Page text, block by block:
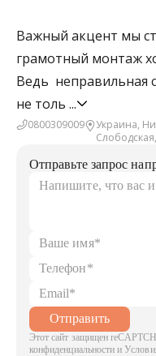
Важный акцент мы
грамотный монтаж
Ведь неправильная
не толь ...
0800309009
Украина,
Отправьте запрос
Отправить
Этот сайт защищен
конфиденциальности и